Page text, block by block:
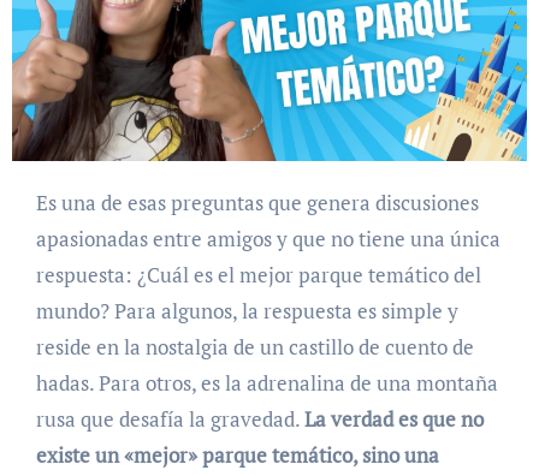
Es una de esas preguntas que genera discusiones
apasionadas entre amigos y que no tiene una única
respuesta: ¿Cuál es el mejor parque temático del
mundo? Para algunos, la respuesta es simple y
reside en la nostalgia de un castillo de cuento de
hadas. Para otros, es la adrenalina de una montaña
rusa que desafía la gravedad.La verdad es que no
existe un «mejor» parque temático, sino una